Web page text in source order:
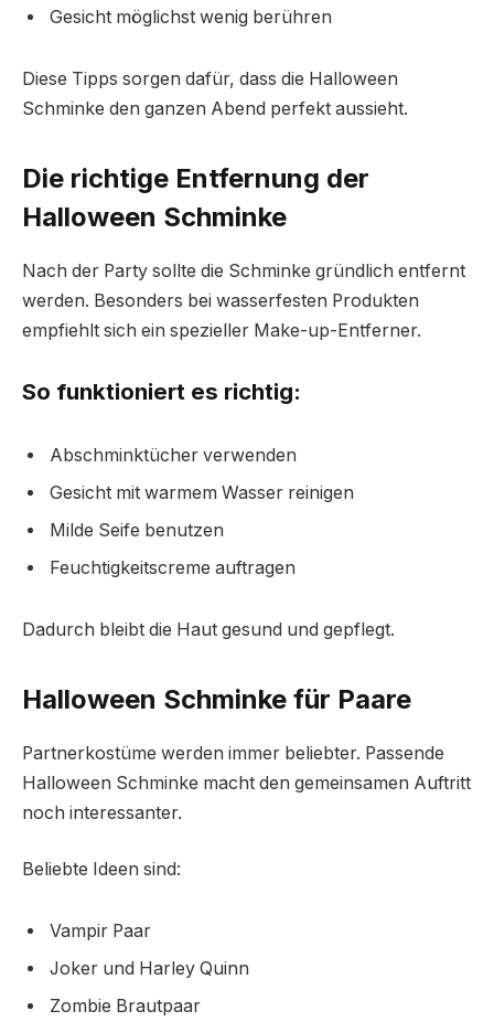
Gesicht möglichst wenig berühren
Diese Tipps sorgen dafür, dass die Halloween
Schminke den ganzen Abend perfekt aussieht.
Die richtige Entfernung der
Halloween Schminke
Nach der Party sollte die Schminke gründlich entfernt
werden. Besonders bei wasserfesten Produkten
empfiehlt sich ein spezieller Make-up-Entferner.
So funktioniert es richtig:
Abschminktücher verwenden
Gesicht mit warmem Wasser reinigen
Milde Seife benutzen
Feuchtigkeitscreme auftragen
Dadurch bleibt die Haut gesund und gepflegt.
Halloween Schminke für Paare
Partnerkostüme werden immer beliebter. Passende
Halloween Schminke macht den gemeinsamen Auftritt
noch interessanter.
Beliebte Ideen sind:
Vampir Paar
Joker und Harley Quinn
Zombie Brautpaar